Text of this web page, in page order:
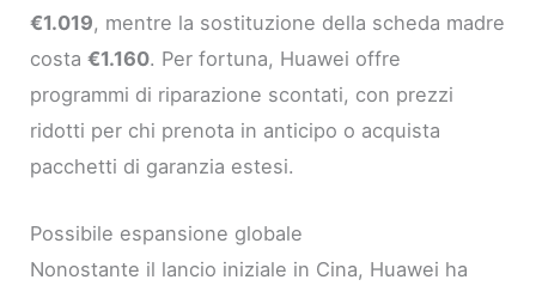
€1.019, mentre la sostituzione della scheda madre
costa€1.160. Per fortuna, Huawei offre
programmi di riparazione scontati, con prezzi
ridotti per chi prenota in anticipo o acquista
pacchetti di garanzia estesi.
Possibile espansione globale
Nonostante il lancio iniziale in Cina, Huawei ha